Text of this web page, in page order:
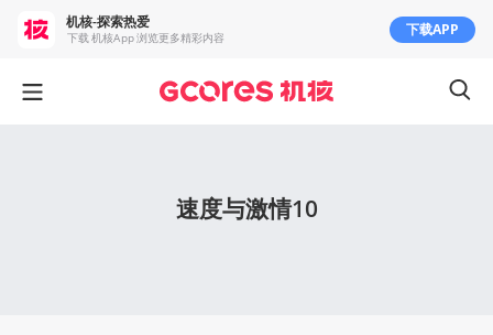
速度与激情10
机核-探索热爱
下载 机核App 浏览更多精彩内容 下载APP